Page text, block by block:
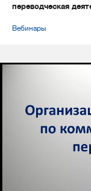
переводческая
Вебинары